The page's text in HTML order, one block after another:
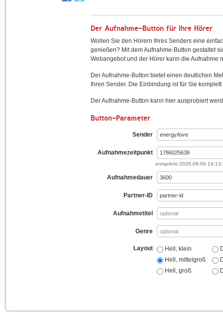
Der Aufnahme-Button für Ihre Hörer
Wollen Sie den Hörern Ihres Senders eine
genießen? Mit dem Aufnahme-Button gestaltet
Webangebot und der Hörer kann die Aufnahme
Der Aufnahme-Button bietet einen deutlichen
Ihren Sender. Die Einbindung ist für Sie
Der Aufnahme-Button kann hier ausprobiert
Button-Parameter
Sender
Aufnahmezeitpunkt
entspricht 2026-08-06
Aufnahmedauer
Partner-ID
Aufnahmetitel
Genre
Layout
Hell, klein
Hell, mittelgroß
Hell, groß